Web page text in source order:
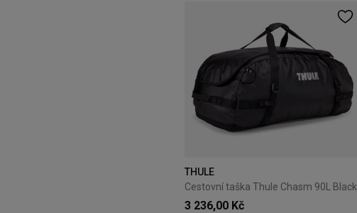
THULE
Cestovní taška Thule Chasm 90L Black
3 236,00 Kč